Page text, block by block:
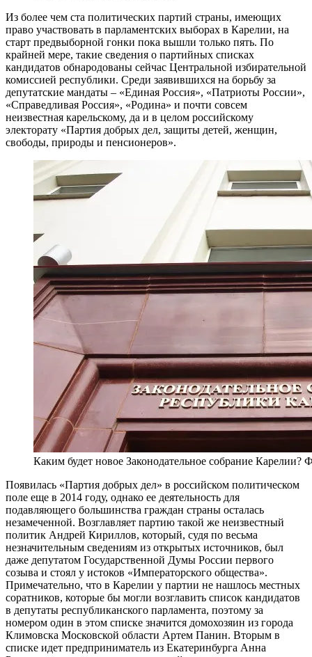
Из более чем ста политических партий страны, имеющих
право участвовать в парламентских выборах в Карелии, на
старт предвыборной гонки пока вышли только пять. По
крайней мере, такие сведения о партийных списках
кандидатов обнародованы сейчас Центральной избирательной
комиссией республики. Среди заявившихся на борьбу за
депутатские мандаты – «Единая Россия», «Патриоты России»,
«Справедливая Россия», «Родина» и почти совсем
неизвестная карельскому, да и в целом российскому
электорату «Партия добрых дел, защиты детей, женщин,
свободы, природы и пенсионеров».
Каким будет новое Законодательное собрание
Появилась «Партия добрых дел» в российском политическом
поле еще в 2014 году, однако ее деятельность для
подавляющего большинства граждан страны осталась
незамеченной. Возглавляет партию такой же неизвестный
политик Андрей Кириллов, который, судя по весьма
незначительным сведениям из открытых источников, был
даже депутатом Государственной Думы России первого
созыва и стоял у истоков «Императорского общества».
Примечательно, что в Карелии у партии не нашлось местных
соратников, которые бы могли возглавить список кандидатов
в депутаты республиканского парламента, поэтому за
номером один в этом списке значится домохозяин из города
Климовска Московской области Артем Панин. Вторым в
списке идет предприниматель из Екатеринбурга Анна